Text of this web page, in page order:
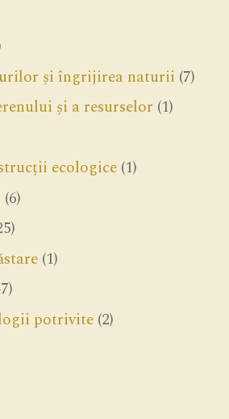
și îngrijirea naturii (7)
și a resurselor (1)
ecologice (1)
(6)
(1)
potrivite (2)